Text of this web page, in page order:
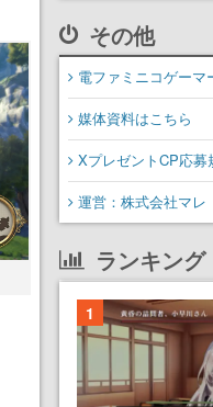
その他
電ファミニコゲーマ
媒体資料はこちら
XプレゼントCP応募
運営：株式会社マレ
ランキング
1